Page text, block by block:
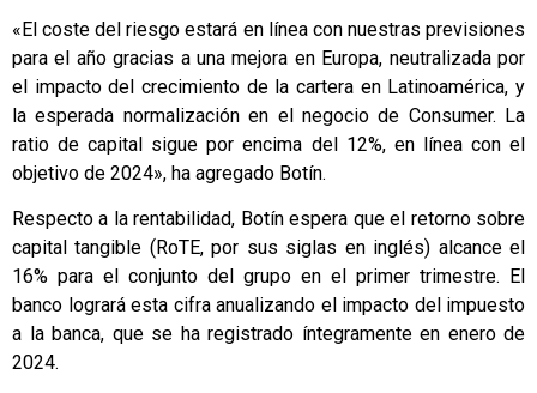
«El coste del riesgo estará en línea con nuestras previsiones
para el año gracias a una mejora en Europa, neutralizada por
el impacto del crecimiento de la cartera en Latinoamérica, y
la esperada normalización en el negocio de Consumer. La
ratio de capital sigue por encima del 12%, en línea con el
objetivo de 2024», ha agregado Botín.
Respecto a la rentabilidad, Botín espera que el retorno sobre
capital tangible (RoTE, por sus siglas en inglés) alcance el
16% para el conjunto del grupo en el primer trimestre. El
banco logrará esta cifra anualizando el impacto del impuesto
a la banca, que se ha registrado íntegramente en enero de
2024.